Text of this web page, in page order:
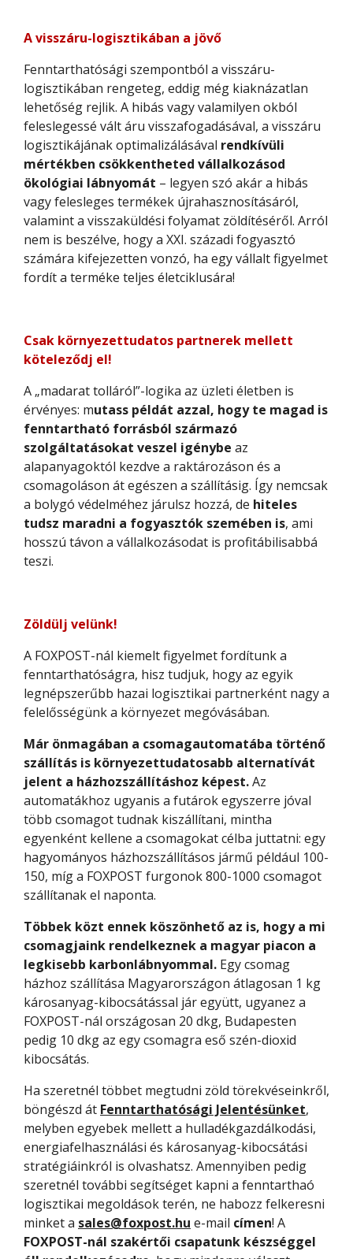
A visszáru-logisztikában a jövő
Fenntarthatósági szempontból a visszáru-
logisztikában rengeteg, eddig még kiaknázatlan
lehetőség rejlik. A hibás vagy valamilyen okból
feleslegessé vált áru visszafogadásával, a visszáru
logisztikájának optimalizálásával rendkívüli
mértékben csökkentheted vállalkozásod
ökológiai lábnyomát – legyen szó akár a hibás
vagy felesleges termékek újrahasznosításáról,
valamint a visszaküldési folyamat zöldítéséről. Arról
nem is beszélve, hogy a XXI. századi fogyasztó
számára kifejezetten vonzó, ha egy vállalt figyelmet
fordít a terméke teljes életciklusára!
Csak környezettudatos partnerek mellett
köteleződj el!
A „madarat tolláról”-logika az üzleti életben is
érvényes: mutass példát azzal, hogy te magad is
fenntartható forrásból származó
szolgáltatásokat veszel igénybe az
alapanyagoktól kezdve a raktározáson és a
csomagoláson át egészen a szállításig. Így nemcsak
a bolygó védelméhez járulsz hozzá, de hiteles
tudsz maradni a fogyasztók szemében is, ami
hosszú távon a vállalkozásodat is profitábilisabbá
teszi.
Zöldülj velünk!
A FOXPOST-nál kiemelt figyelmet fordítunk a
fenntarthatóságra, hisz tudjuk, hogy az egyik
legnépszerűbb hazai logisztikai partnerként nagy a
felelősségünk a környezet megóvásában.
Már önmagában a csomagautomatába történő
szállítás is környezettudatosabb alternatívát
jelent a házhozszállításhoz képest.Az
automatákhoz ugyanis a futárok egyszerre jóval
több csomagot tudnak kiszállítani, mintha
egyenként kellene a csomagokat célba juttatni: egy
hagyományos házhozszállításos jármű például 100-
150, míg a FOXPOST furgonok 800-1000 csomagot
szállítanak el naponta.
Többek közt ennek köszönhető az is, hogy a mi
csomagjaink rendelkeznek a magyar piacon a
legkisebb karbonlábnyommal. Egy csomag
házhoz szállítása Magyarországon átlagosan 1 kg
károsanyag-kibocsátással jár együtt, ugyanez a
FOXPOST-nál országosan 20 dkg, Budapesten
pedig 10 dkg az egy csomagra eső szén-dioxid
kibocsátás.
Ha szeretnél többet megtudni zöld törekvéseinkről,
böngészd át Fenntarthatósági Jelentésünket,
melyben egyebek mellett a hulladékgazdálkodási,
energiafelhasználási és károsanyag-kibocsátási
stratégiáinkról is olvashatsz. Amennyiben pedig
szeretnél további segítséget kapni a fenntarthaó
logisztikai megoldások terén, ne habozz felkeresni
minket a sales@foxpost.hu e-mail címen! A
FOXPOST-nál szakértői csapatunk készséggel